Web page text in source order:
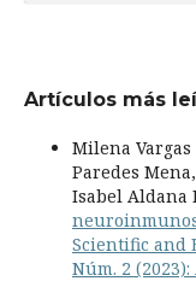
Artículos más
Milena
Paredes
Isabel Aldana
Scientific and
Núm. 2